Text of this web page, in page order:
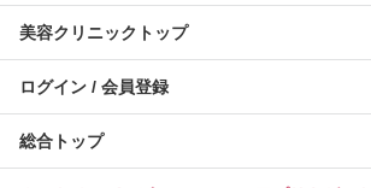
美容クリニックトップ
ログイン / 会員登録
総合トップ